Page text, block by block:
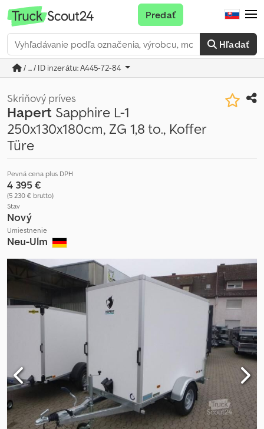
Hľadať
Predať
/ ... / ID inzerátu: A445-72-84
Skriňový príves
Hapert Sapphire L-1
250x130x180cm, ZG 1,8 to., Koffer
Türe
Pevná cena plus DPH
4 395 €
(5 230 € brutto)
Stav
Nový
Umiestnenie
Neu-Ulm